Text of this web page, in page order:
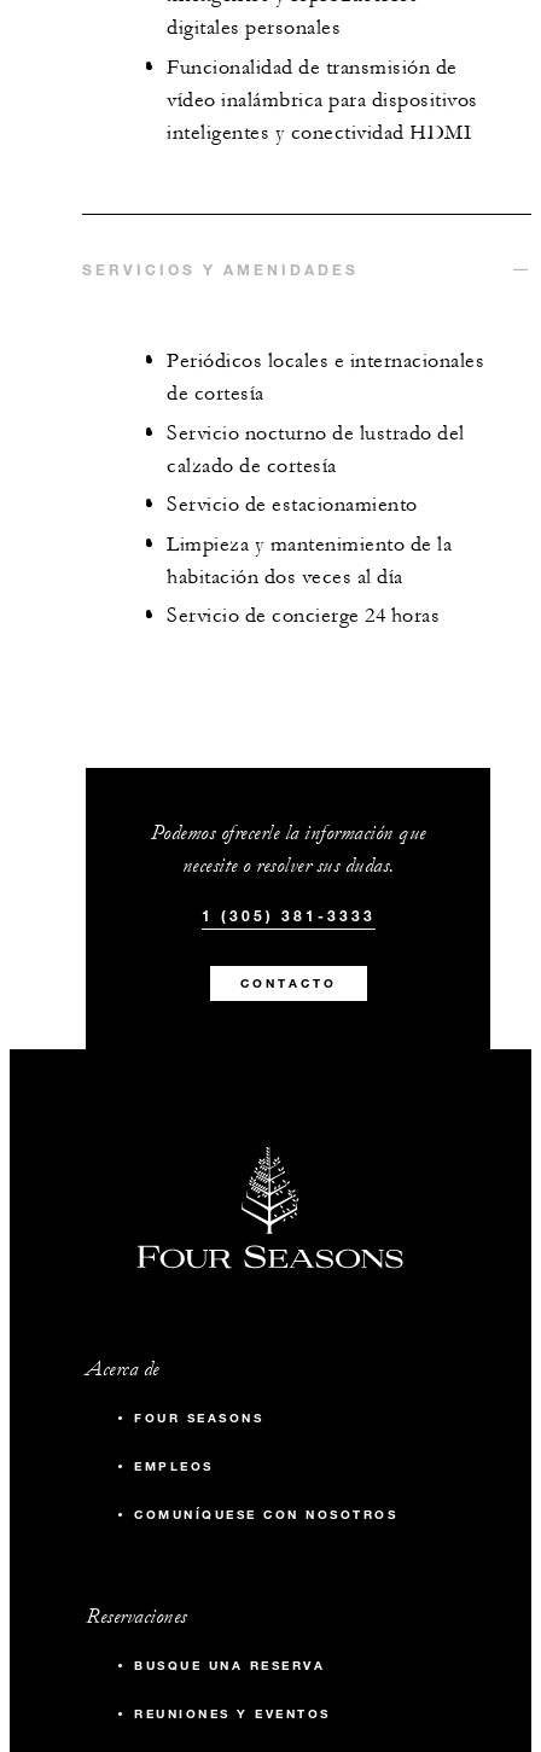
digitales personales
Funcionalidad de transmisión de
vídeo inalámbrica para dispositivos
inteligentes y conectividad HDMI
SERVICIOS Y AMENIDADES
Periódicos locales e internacionales
de cortesía
Servicio nocturno de lustrado del
calzado de cortesía
Servicio de estacionamiento
Limpieza y mantenimiento de la
habitación dos veces al día
Servicio de concierge 24 horas
Podemos ofrecerle la información que
necesite o resolver sus dudas.
1 (305) 381-3333
CONTACTO
Acerca de
FOUR SEASONS
EMPLEOS
COMUNÍQUESE CON NOSOTROS
Reservaciones
BUSQUE UNA RESERVA
REUNIONES Y EVENTOS